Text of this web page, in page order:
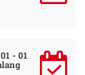
- 01